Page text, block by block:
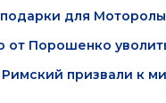
для Моторолы
от Порошенко
призвали к